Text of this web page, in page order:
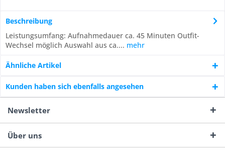
Beschreibung
Leistungsumfang: Aufnahmedauer ca. 45 Minuten Outfit-
Wechsel möglich Auswahl aus ca.... mehr
Ähnliche Artikel
Kunden haben sich ebenfalls angesehen
Newsletter
Über uns